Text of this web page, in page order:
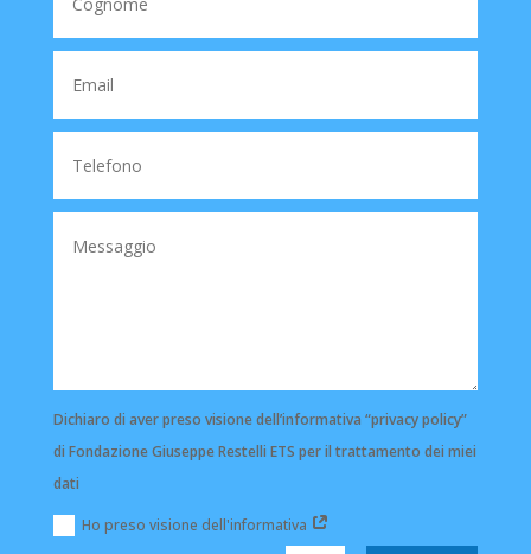
Dichiaro di aver preso visione dell’informativa “privacy policy”
di Fondazione Giuseppe Restelli ETS per il trattamento dei miei
dati
Ho preso visione dell'informativa